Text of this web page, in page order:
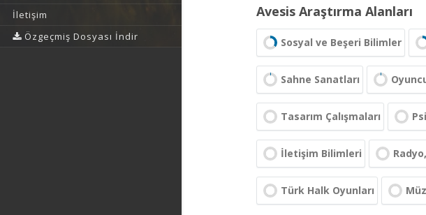
İletişim
Özgeçmiş Dosyası İndir
Avesis Araştırma Alanları
Sosyal ve Beşeri Bilimler
Sahne Sanatları
Tasarım Çalışmaları
İletişim Bilimleri
Türk Halk Oyunları